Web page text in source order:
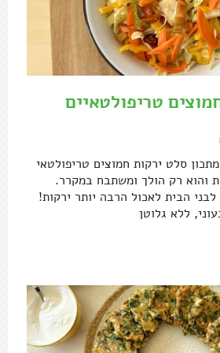
טריפולטאיים
סלט ירקות חמוצים טריפולטאי
ב-15 דקות והוא רק הולך ומשתבח במקרר.
הבית לאכול הרבה יותר ירקות!
ללא גלוטן